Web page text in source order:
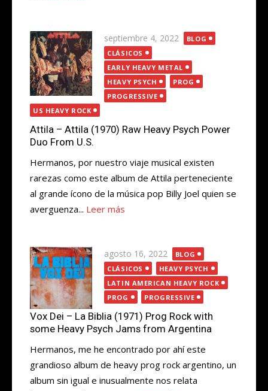
Publicada
el
septiembre 4, 2022
BLOG
CLÁSICOS
EARLY HEAVY METAL
HEAVY PSYCH
PROG
PROGRESSIVE
US HEAVY ROCK
Attila – Attila (1970) Raw Heavy Psych Power
Duo From U.S.
Hermanos, por nuestro viaje musical existen
rarezas como este album de Attila perteneciente
al grande ícono de la música pop Billy Joel quien se
averguenza... Leer más
Publicada
el
agosto 16, 2022
BLOG
CLÁSICOS
HEAVY PSYCH
LATIN AMERICAN HEAVY ROCK
PROG
PROGRESSIVE
Vox Dei – La Biblia (1971) Prog Rock with
some Heavy Psych Jams from Argentina
Hermanos, me he encontrado por ahí este
grandioso album de heavy prog rock argentino, un
album sin igual e inusualmente nos relata